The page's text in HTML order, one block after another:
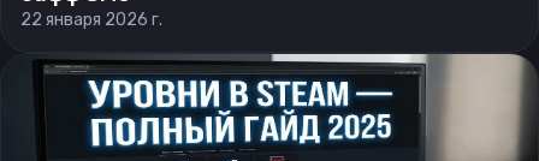
22 января 2026 г.